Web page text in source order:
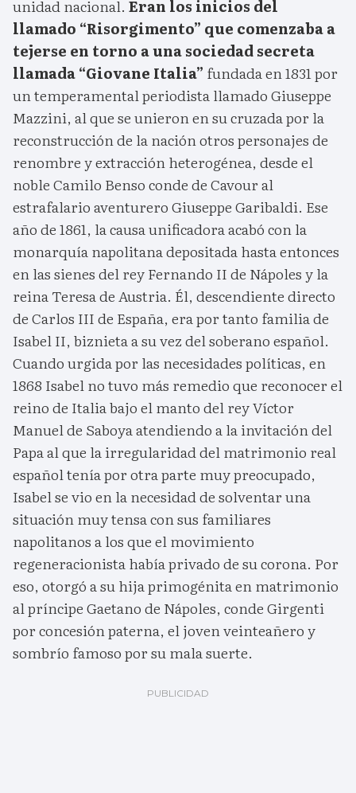
unidad nacional. Eran los inicios del
llamado “Risorgimento” que comenzaba a
tejerse en torno a una sociedad secreta
llamada “Giovane Italia” fundada en 1831 por
un temperamental periodista llamado Giuseppe
Mazzini, al que se unieron en su cruzada por la
reconstrucción de la nación otros personajes de
renombre y extracción heterogénea, desde el
noble Camilo Benso conde de Cavour al
estrafalario aventurero Giuseppe Garibaldi. Ese
año de 1861, la causa unificadora acabó con la
monarquía napolitana depositada hasta entonces
en las sienes del rey Fernando II de Nápoles y la
reina Teresa de Austria. Él, descendiente directo
de Carlos III de España, era por tanto familia de
Isabel II, biznieta a su vez del soberano español.
Cuando urgida por las necesidades políticas, en
1868 Isabel no tuvo más remedio que reconocer el
reino de Italia bajo el manto del rey Víctor
Manuel de Saboya atendiendo a la invitación del
Papa al que la irregularidad del matrimonio real
español tenía por otra parte muy preocupado,
Isabel se vio en la necesidad de solventar una
situación muy tensa con sus familiares
napolitanos a los que el movimiento
regeneracionista había privado de su corona. Por
eso, otorgó a su hija primogénita en matrimonio
al príncipe Gaetano de Nápoles, conde Girgenti
por concesión paterna, el joven veinteañero y
sombrío famoso por su mala suerte.